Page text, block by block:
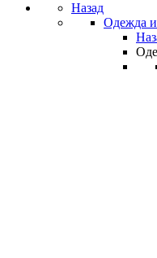
Назад
Одежда и